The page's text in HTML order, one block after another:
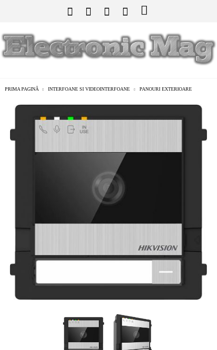
PRIMA PAGINĂ INTERFOANE SI VIDEOINTERFOANE PANOURI EXTERIOARE